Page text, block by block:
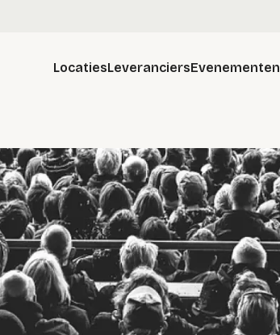
LocatiesLeveranciersEvenementen